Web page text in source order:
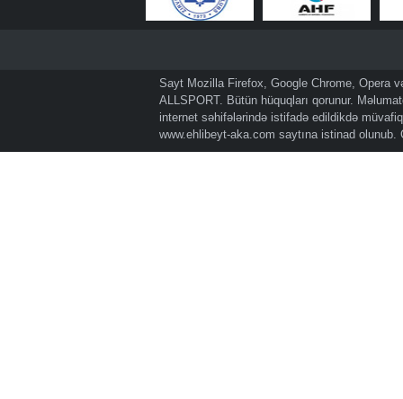
Sayt Mozilla Firefox, Google Chrome, Opera
ALLSPORT. Bütün hüquqları qorunur.
internet səhifələrində istifadə edildikdə
www.ehlibeyt-aka.com saytına istinad olunub.